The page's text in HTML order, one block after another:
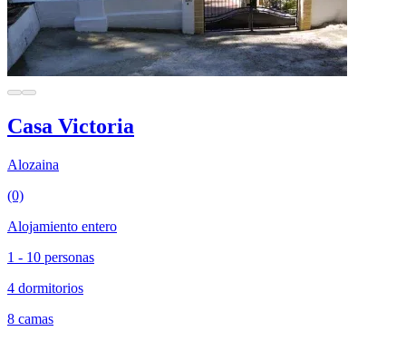
Casa Victoria
Alozaina
(0)
Alojamiento entero
1 - 10 personas
4 dormitorios
8 camas